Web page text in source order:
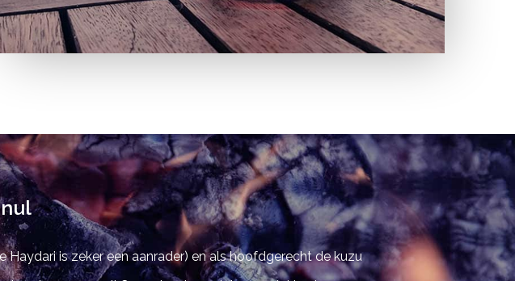
is zeker een aanrader) en als hoofdgerecht de kuzu
Super lekker